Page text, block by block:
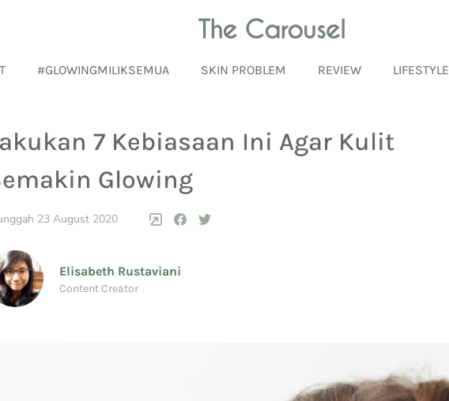
#GLOWINGMILIKSEMUA SKIN PROBLEM REVIEW LIFESTYLE
7 Kebiasaan Ini Agar Kulit
Glowing
23 August 2020
Elisabeth Rustaviani
Content Creator